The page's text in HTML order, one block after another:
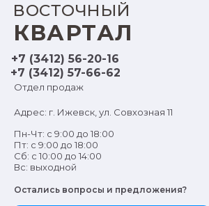
КВАРТАЛ
ВОСТОЧНЫЙ
Остались вопросы и предложения?
Пн-Чт: с 9:00 до 18:00
Пт: с 9:00 до 18:00
Сб: с 10:00 до 14:00
Вс: выходной
Адрес: г. Ижевск, ул. Совхозная 11
+7 (3412) 57-66-62
+7 (3412) 56-20-16
Отдел продаж